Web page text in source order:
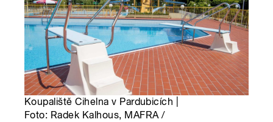
Koupaliště Cihelna v Pardubicích |
Foto: Radek Kalhous, MAFRA /